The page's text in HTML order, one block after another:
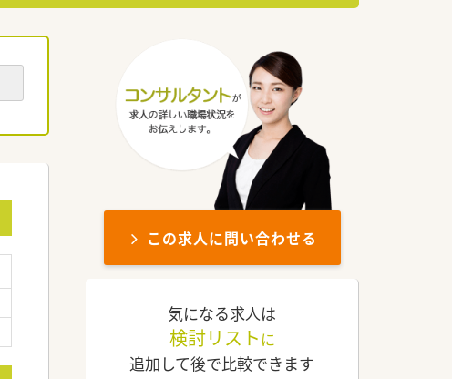
この求人に問い合わせる
気になる求人は
検討リスト に
追加して後で比較できます